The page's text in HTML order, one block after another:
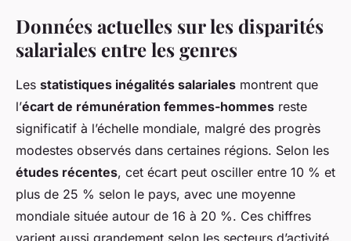
Données actuelles sur les disparités
salariales entre les genres
Les statistiques inégalités salariales montrent que
l’écart de rémunération femmes-hommes reste
significatif à l’échelle mondiale, malgré des progrès
modestes observés dans certaines régions. Selon les
études récentes, cet écart peut osciller entre 10 % et
plus de 25 % selon le pays, avec une moyenne
mondiale située autour de 16 à 20 %. Ces chiffres